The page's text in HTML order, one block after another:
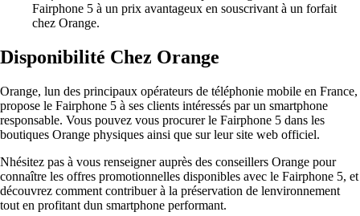
Fairphone 5 à un prix avantageux en souscrivant à un forfait
chez Orange.
Disponibilité Chez Orange
Orange, lun des principaux opérateurs de téléphonie mobile en France,
propose le Fairphone 5 à ses clients intéressés par un smartphone
responsable. Vous pouvez vous procurer le Fairphone 5 dans les
boutiques Orange physiques ainsi que sur leur site web officiel.
Nhésitez pas à vous renseigner auprès des conseillers Orange pour
connaître les offres promotionnelles disponibles avec le Fairphone 5, et
découvrez comment contribuer à la préservation de lenvironnement
tout en profitant dun smartphone performant.